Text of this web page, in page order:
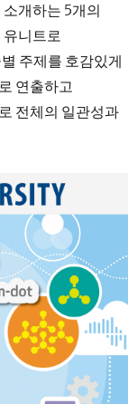
개하는 5개의
유니트로
주제를 호감있게
연출하고
전체의 일관성과